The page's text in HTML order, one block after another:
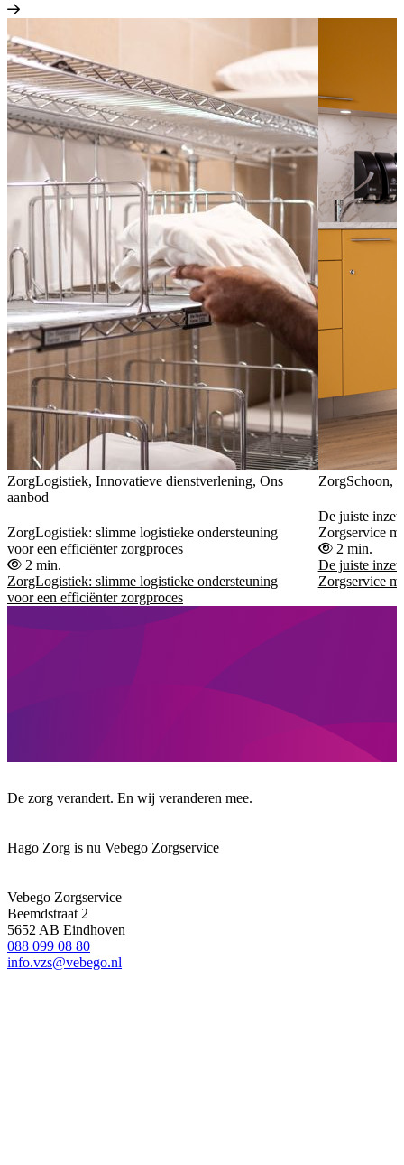
ZorgLogistiek, Innovatieve dienstverlening, Ons
aanbod
ZorgLogistiek: slimme logistieke ondersteuning
voor een efficiënter zorgproces
2 min.
ZorgLogistiek: slimme logistieke ondersteuning
voor een efficiënter zorgproces
ZorgSchoon,
De juiste inzet
Zorgservice
2 min.
De juiste inzet
Zorgservice
De zorg verandert. En wij veranderen mee.
Hago Zorg is nu Vebego Zorgservice
Vebego Zorgservice
Beemdstraat 2
5652 AB Eindhoven
088 099 08 80
info.vzs@vebego.nl